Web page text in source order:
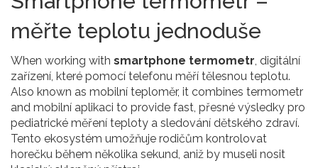
měřte teplotu jednoduše
When working with smartphone termometr, digitální
zařízení, které pomocí telefonu měří tělesnou teplotu.
Also known as mobilní teploměr, it combines termometr
and mobilní aplikaci to provide fast, přesné výsledky pro
pediatrické měření teploty a sledování dětského zdraví.
Tento ekosystém umožňuje rodičům kontrolovat
horečku během několika sekund, aniž by museli nosit